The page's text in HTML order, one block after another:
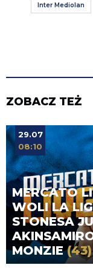
Inter Mediolan
ZOBACZ TEŻ
MERCATO
WOLI LA
STONESA
MONZIE(43)
29.07
08:10